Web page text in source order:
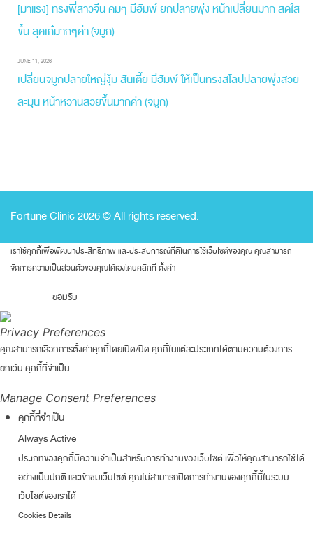
[มาแรง] ทรงพี่สาวจีน คมๆ มีฮัมพ์ ยกปลายพุ่ง หน้าเปลี่ยนมาก สดใส
ขึ้น ลุคเก๋มากๆค่า (จมูก)
JUNE 11, 2026
เปลี่ยนจมูกปลายใหญ่งุ้ม สันเตี้ย มีฮัมพ์ ให้เป็นทรงสโลปปลายพุ่งสวย
ละมุน หน้าหวานสวยขึ้นมากค่า (จมูก)
Fortune Clinic 2026 © All rights reserved.
เราใช้คุกกี้เพื่อพัฒนาประสิทธิภาพ และประสบการณ์ที่ดีในการใช้เว็บไซต์ของคุณ คุณสามารถ
จัดการความเป็นส่วนตัวของคุณได้เองโดยคลิกที่ตั้งค่า
ยอมรับ
Privacy Preferences
คุณสามารถเลือกการตั้งค่าคุกกี้โดยเปิด/ปิด คุกกี้ในแต่ละประเภทได้ตามความต้องการ
ยกเว้น คุกกี้ที่จำเป็น
Manage Consent Preferences
คุกกี้ที่จำเป็น
Always Active
ประเภทของคุกกี้มีความจำเป็นสำหรับการทำงานของเว็บไซต์ เพื่อให้คุณสามารถใช้ได้
อย่างเป็นปกติ และเข้าชมเว็บไซต์ คุณไม่สามารถปิดการทำงานของคุกกี้นี้ในระบบ
เว็บไซต์ของเราได้
Cookies Details